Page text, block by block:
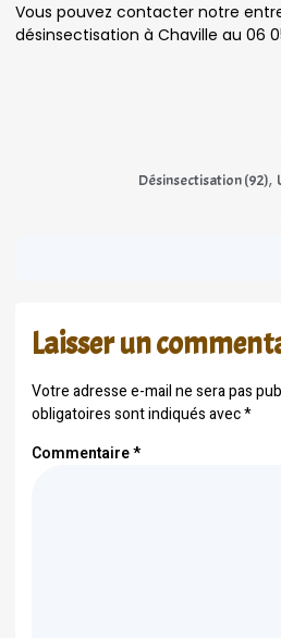
Vous pouvez contacter notre
désinsectisation à Chaville au 06
Désinsectisation (92),
Laisser un
Votre adresse e-mail ne sera pas
obligatoires sont indiqués avec*
Commentaire*